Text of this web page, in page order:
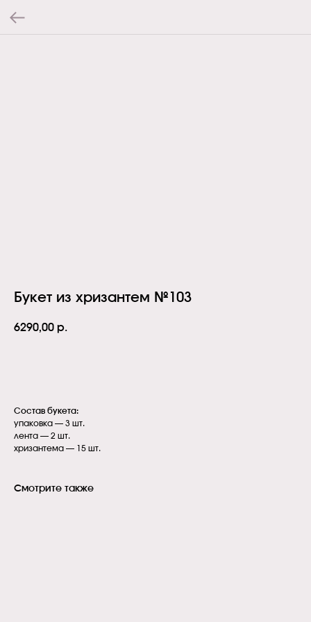
Букет из хризантем №103
6290,00 р.
Состав букета:
упаковка — 3 шт.
лента — 2 шт.
хризантема — 15 шт.
Смотрите также